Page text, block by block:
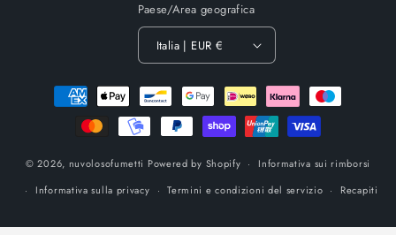
Paese/Area geografica
Italia | EUR €
Metodi
pagamento
© 2026, nuvolosofumetti Powered by Shopify
Informativa sui rimborsi
Informativa sulla privacy
Termini e condizioni del servizio Recapiti